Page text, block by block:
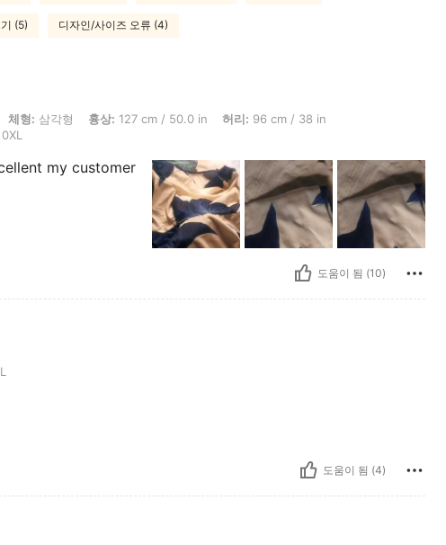
(5) 디자인/사이즈 오류 (4)
형, 흉상: 127 cm / 50.0 in, 허리: 96 cm / 38 in, 엉덩이: 115 cm / 45 in, 색: 블루, 사이즈: 0XL
체형: 삼각형 흉상: 127 cm / 50.0 in 허리: 96 cm / 38 in
0XL
my customer
도움이 됨 (10)
도움이 됨 (4)